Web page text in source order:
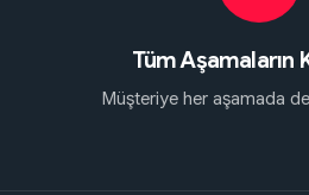
Tüm Aşamaların
Müşteriye her aşamada